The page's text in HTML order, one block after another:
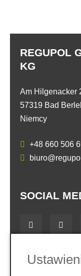
REGUPOL
KG
Am Hilgenacker
57319 Bad
Niemcy
+48 660 506
SOCIAL